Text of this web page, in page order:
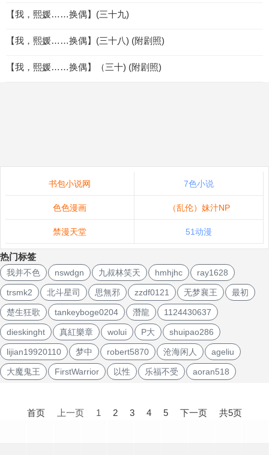
【我，熙媛……换偶】(三十九)
【我，熙媛……换偶】(三十八) (附剧照)
【我，熙媛……换偶】（三十) (附剧照)
书包小说网 7色小说
色色漫画 （乱伦）妹汁NP
禁漫天堂 51动漫
热门标签
我并不色 nswdgn 九叔林笑天 hmhjhc ray1628
trsmk2 北斗星司 思無邪 zzdf0121 无梦襄王 最初
楚生狂歌 tankeyboge0204 潛龍 1124430637
dieskinght 真紅樂章 wolui P大 shuipao286
lijian19920110 梦中 robert5870 沧海闲人 ageliu
大魔鬼王 FirstWarrior 以性 乐福不受 aoran518
首页 上一页 1 2 3 4 5 下一页 共5页